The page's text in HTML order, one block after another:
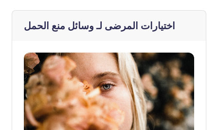
اختيارات المرضى لـوسائل منع الحمل